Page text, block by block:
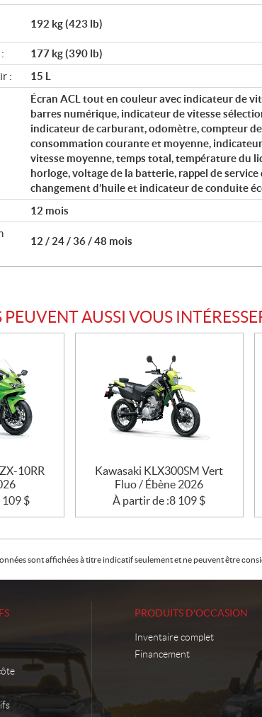
192 kg (423 lb)
177 kg (390 lb)
:
15 L
Écran ACL tout en couleur avec indicateur de
barres numérique, indicateur de vitesse
indicateur de carburant, odomètre, compteur
consommation courante et moyenne,
vitesse moyenne, temps total, température du
horloge, voltage de la batterie, rappel de service
changement d’huile et indicateur de conduite
12 mois
12 / 24 / 36 / 48 mois
PEUVENT AUSSI VOUS
10RR
109 $
Kawasaki KLX300SM Vert
Fluo / Ébène 2026
À partir de :8 109 $
sont affichées à titre indicatif seulement et ne peuvent être
PRODUITS D'OCCASION
Inventaire complet
Financement